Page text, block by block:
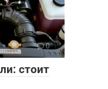
0
стоит